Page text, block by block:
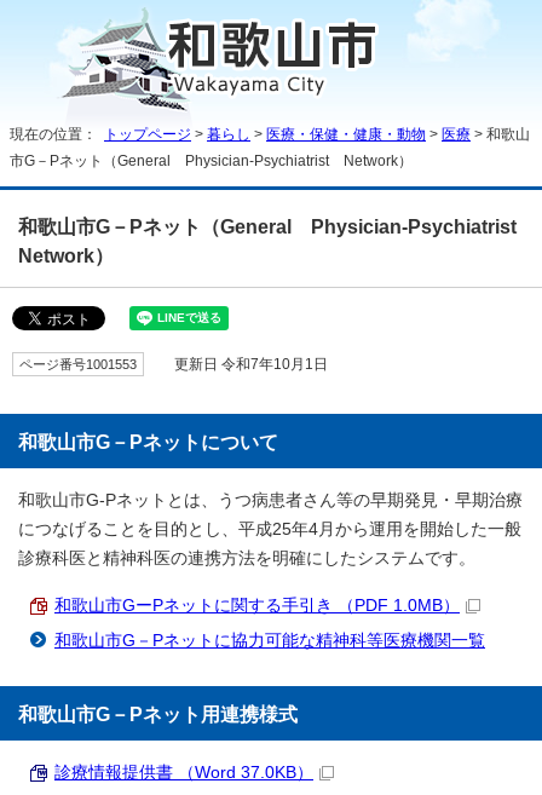
現在の位置： トップページ > 暮らし > 医療・保健・健康・動物 > 医療 > 和歌山
市G－Pネット（General Physician-Psychiatrist Network）
和歌山市G－Pネット（General Physician-Psychiatrist
Network）
ページ番号1001553 更新日 令和7年10月1日
和歌山市G－Pネットについて
和歌山市G-Pネットとは、うつ病患者さん等の早期発見・早期治療
につなげることを目的とし、平成25年4月から運用を開始した一般
診療科医と精神科医の連携方法を明確にしたシステムです。
和歌山市GーPネットに関する手引き （PDF 1.0MB）
和歌山市G－Pネットに協力可能な精神科等医療機関一覧
和歌山市G－Pネット用連携様式
診療情報提供書 （Word 37.0KB）